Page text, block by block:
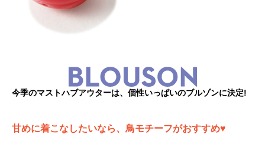
今季のマストハブアウターは、個性いっぱいのブルゾンに決定!
甘めに着こなしたいなら、鳥モチーフがおすすめ♥